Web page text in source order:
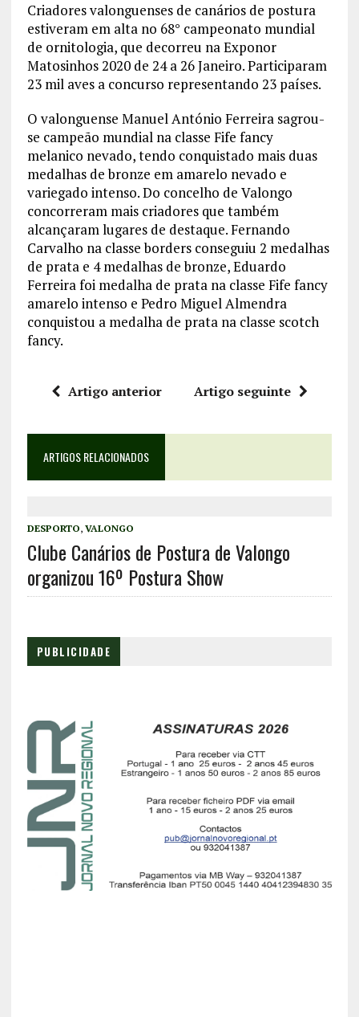
Criadores valonguenses de canários de postura
estiveram em alta no 68° campeonato mundial
de ornitologia, que decorreu na Exponor
Matosinhos 2020 de 24 a 26 Janeiro. Participaram
23 mil aves a concurso representando 23 países.
O valonguense Manuel António Ferreira sagrou-
se campeão mundial na classe Fife fancy
melanico nevado, tendo conquistado mais duas
medalhas de bronze em amarelo nevado e
variegado intenso. Do concelho de Valongo
concorreram mais criadores que também
alcançaram lugares de destaque. Fernando
Carvalho na classe borders conseguiu 2 medalhas
de prata e 4 medalhas de bronze, Eduardo
Ferreira foi medalha de prata na classe Fife fancy
amarelo intenso e Pedro Miguel Almendra
conquistou a medalha de prata na classe scotch
fancy.
Artigo anterior Artigo seguinte
ARTIGOS RELACIONADOS
DESPORTO, VALONGO
Clube Canários de Postura de Valongo
organizou 16º Postura Show
PUBLICIDADE